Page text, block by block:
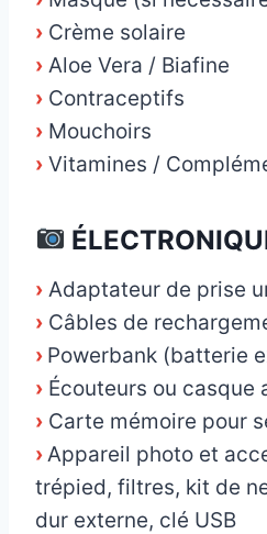
› Crème solaire
› Aloe Vera / Biafine
› Contraceptifs
› Mouchoirs
› Vitamines /
› Adaptateur de prise
› Câbles de
› Powerbank (batterie
› Écouteurs ou casque
› Carte mémoire pour
› Appareil photo et
trépied, filtres, kit de
dur externe, clé USB